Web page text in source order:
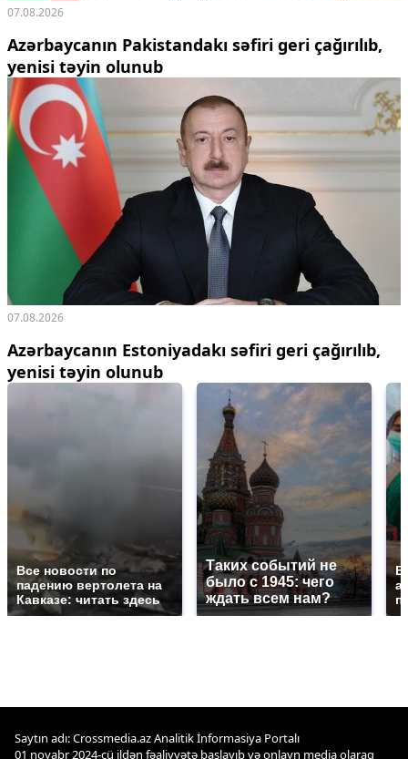
07.08.2026
Azərbaycanın Pakistandakı səfiri geri çağırılıb,
yenisi təyin olunub
07.08.2026
Azərbaycanın Estoniyadakı səfiri geri çağırılıb,
yenisi təyin olunub
Все новости по
падению вертолета на
Кавказе: читать здесь
Таких событий не
было с 1945: чего
ждать всем нам?
В
Saytın adı: Crossmedia.az Analitik İnformasiya Portalı
01 noyabr 2024-cü ildən fəaliyyətə başlayıb və onlayn media olaraq